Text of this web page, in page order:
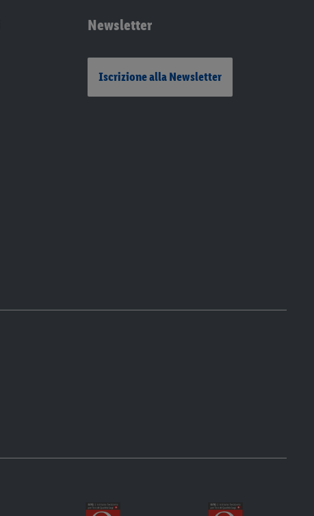
Newsletter
Iscrizione alla Newsletter